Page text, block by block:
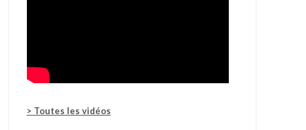
> Toutes les vidéos